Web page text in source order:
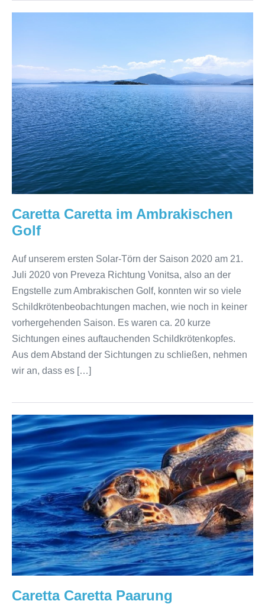
Ambrakischen
Golf
Caretta Caretta im Ambrakischen
Golf
Auf unserem ersten Solar-Törn der Saison 2020 am 21.
Juli 2020 von Preveza Richtung Vonitsa, also an der
Engstelle zum Ambrakischen Golf, konnten wir so viele
Schildkrötenbeobachtungen machen, wie noch in keiner
vorhergehenden Saison. Es waren ca. 20 kurze
Sichtungen eines auftauchenden Schildkrötenkopfes.
Aus dem Abstand der Sichtungen zu schließen, nehmen
wir an, dass es […]
Caretta
Caretta
Paarung
Caretta Caretta Paarung